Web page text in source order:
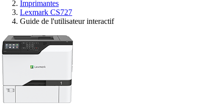
Imprimantes
Lexmark CS727
Guide de l'utilisateur interactif